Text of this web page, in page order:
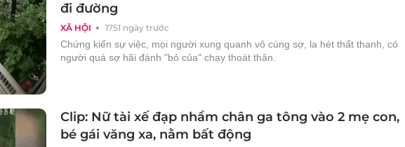
XÃ HỘI 1751 ngày trước
đi đường
Chứng kiến sự việc, mọi người xung quanh vô cùng sợ, la hét thất thanh, có
người quá sợ hãi đành "bỏ của" chạy thoát thân.
Clip: Nữ tài xế đạp nhầm chân ga tông vào 2 mẹ con,
bé gái văng xa, nằm bất động